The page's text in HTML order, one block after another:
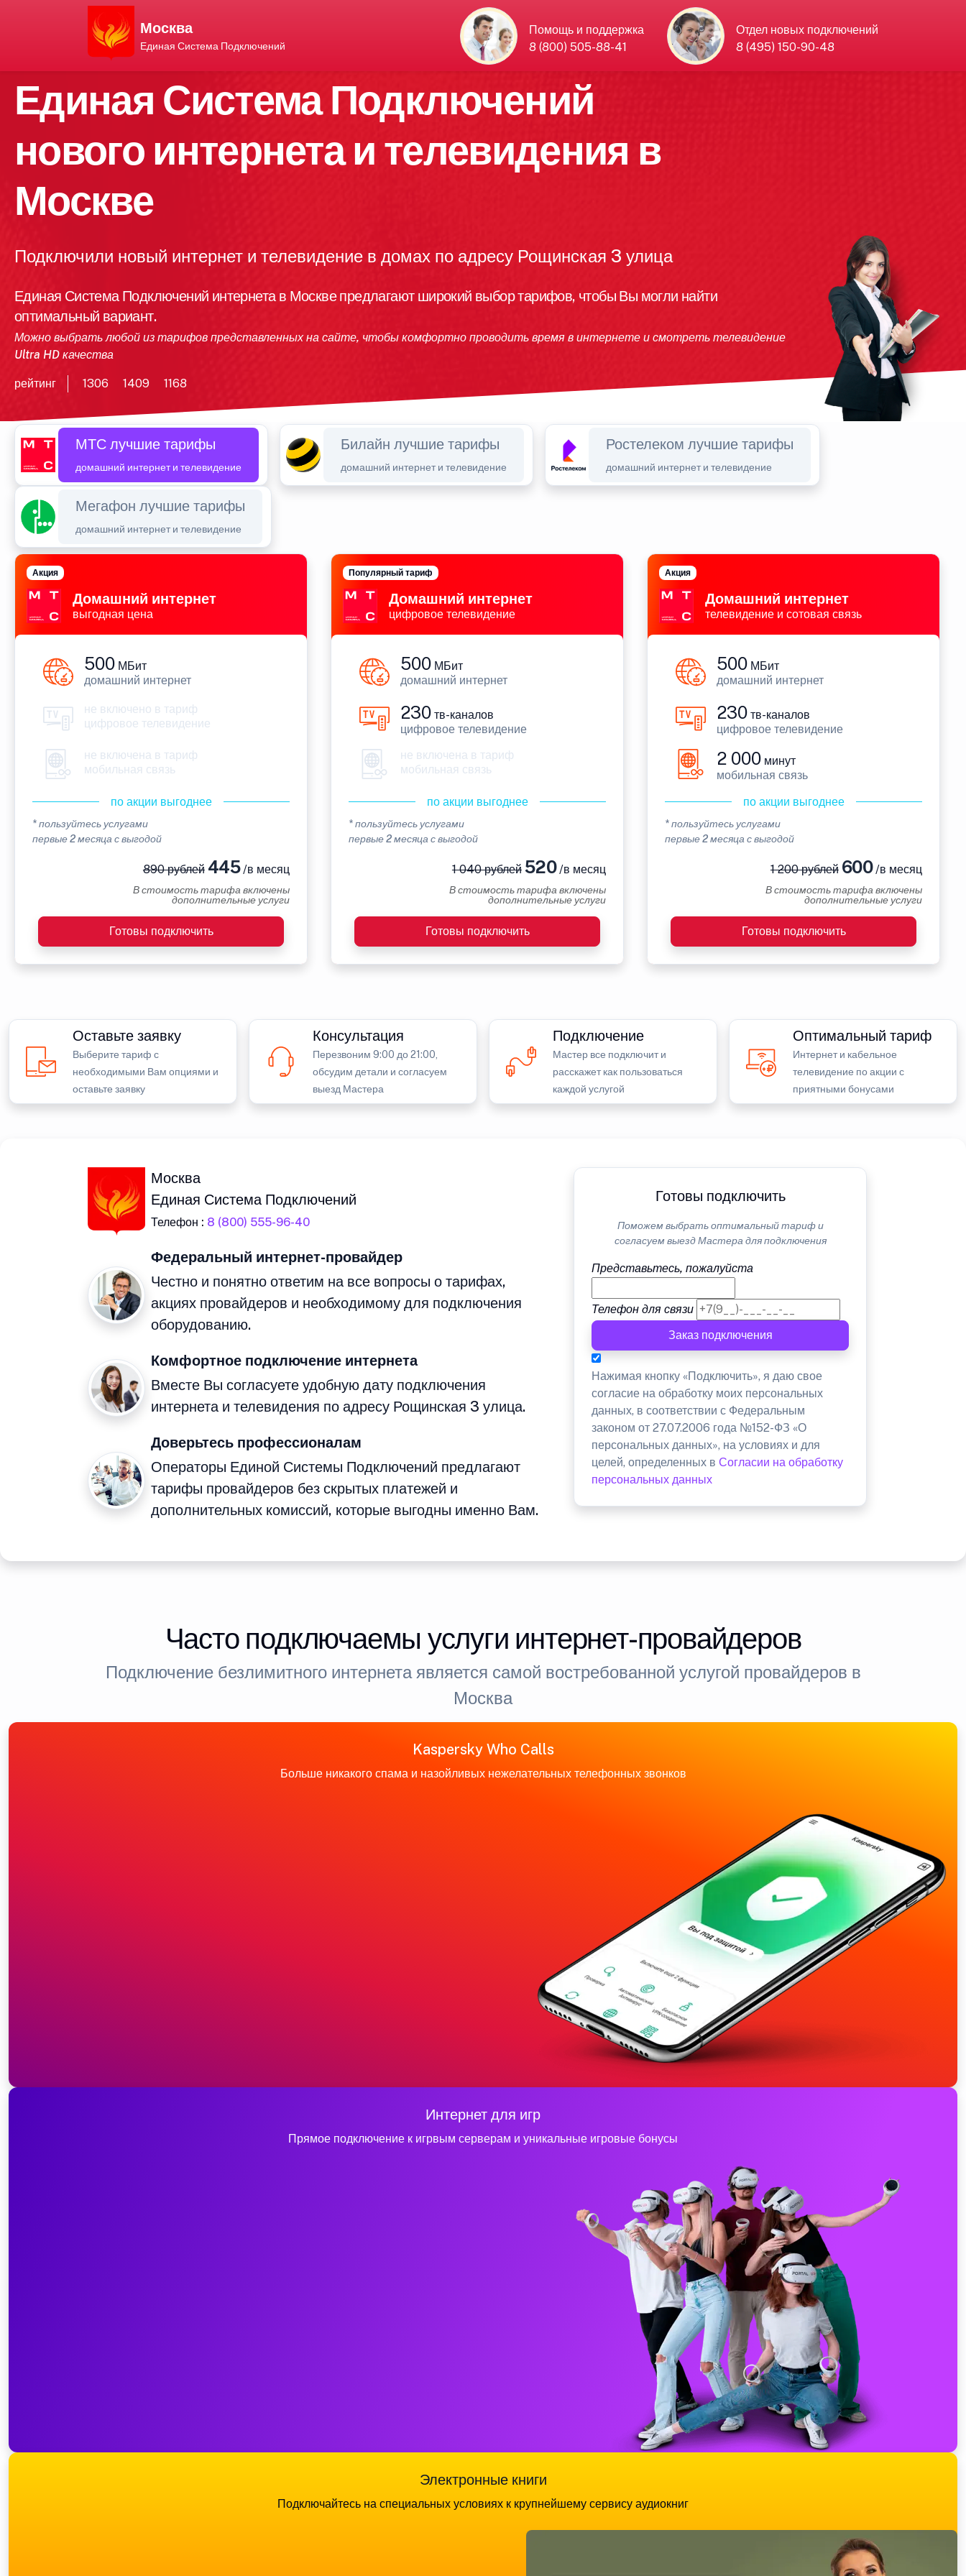
Москва
Единая Система Подключений
Помощь и поддержка
8 (800) 505-88-41
Отдел новых подключений
8 (495) 150-90-48
Единая Система Подключений
нового интернета и телевидения в
Москве
Подключили новый интернет и телевидение в домах по адресу Рощинская 3 улица
Единая Система Подключений интернета в Москве предлагают широкий выбор тарифов, чтобы Вы могли найти
оптимальный вариант.
Можно выбрать любой из тарифов представленных на сайте, чтобы комфортно проводить время в интернете и смотреть телевидение
Ultra HD качества
рейтинг 1306 1409 1168
МТС лучшие тарифы
домашний интернет и телевидение
Билайн лучшие тарифы
домашний интернет и телевидение
Ростелеком лучшие тарифы
домашний интернет и телевидение
Мегафон лучшие тарифы
домашний интернет и телевидение
Домашний интернет
выгодная цена
Акция
500 МБит
домашний интернет
не включено в тариф
цифровое телевидение
не включена в тариф
мобильная связь
по акции выгоднее
* пользуйтесь услугами
первые 2 месяца с выгодой
890 рублей445/в месяц
В стоимость тарифа включены
дополнительные услуги
Готовы подключить
Домашний интернет
цифровое телевидение
Популярный тариф
500 МБит
домашний интернет
230 тв-каналов
цифровое телевидение
не включена в тариф
мобильная связь
по акции выгоднее
* пользуйтесь услугами
первые 2 месяца с выгодой
1 040 рублей520/в месяц
В стоимость тарифа включены
дополнительные услуги
Готовы подключить
Домашний интернет
телевидение и сотовая связь
Акция
500 МБит
домашний интернет
230 тв-каналов
цифровое телевидение
2 000 минут
мобильная связь
по акции выгоднее
* пользуйтесь услугами
первые 2 месяца с выгодой
1 200 рублей600/в месяц
В стоимость тарифа включены
дополнительные услуги
Готовы подключить
Оставьте заявку
Выберите тариф с
необходимыми Вам опциями и
оставьте заявку
Консультация
Перезвоним 9:00 до 21:00,
обсудим детали и согласуем
выезд Мастера
Подключение
Мастер все подключит и
расскажет как пользоваться
каждой услугой
Оптимальный тариф
Интернет и кабельное
телевидение по акции с
приятными бонусами
Москва
Единая Система Подключений
Телефон : 8 (800) 555-96-40
Федеральный интернет-провайдер
Честно и понятно ответим на все вопросы о тарифах,
акциях провайдеров и необходимому для подключения
оборудованию.
Комфортное подключение интернета
Вместе Вы согласуете удобную дату подключения
интернета и телевидения по адресу Рощинская 3 улица.
Доверьтесь профессионалам
Операторы Единой Системы Подключений предлагают
тарифы провайдеров без скрытых платежей и
дополнительных комиссий, которые выгодны именно Вам.
Готовы подключить
Поможем выбрать оптимальный тариф и
согласуем выезд Мастера для подключения
Представьтесь, пожалуйста
Телефон для связи
Заказ подключения
Нажимая кнопку «Подключить», я даю свое
согласие на обработку моих персональных
данных, в соответствии с Федеральным
законом от 27.07.2006 года №152-ФЗ «О
персональных данных», на условиях и для
целей, определенных вСогласии на обработку
персональных данных
Часто подключаемы услуги интернет-провайдеров
Подключение безлимитного интернета является самой востребованной услугой провайдеров в
Москва
Kaspersky Who Calls
Больше никакого спама и назойливых нежелательных телефонных звонков
Интернет для игр
Прямое подключение к игрвым серверам и уникальные игровые бонусы
Электронные книги
Подключайтесь на специальных условиях к крупнейшему сервису аудиокниг